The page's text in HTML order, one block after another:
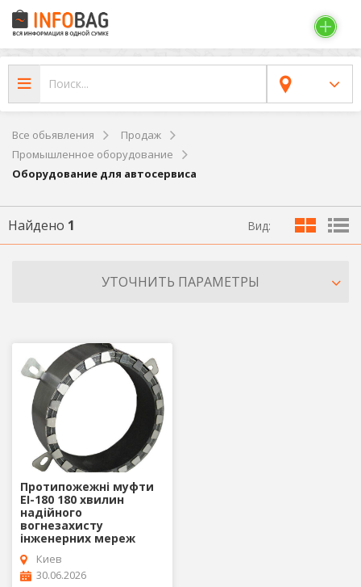
Все обьявления
Продаж
Промышленное оборудование
Оборудование для автосервиса
Найдено 1 Вид:
УТОЧНИТЬ ПАРАМЕТРЫ
Протипожежні муфти
EI-180 180 хвилин
надійного
вогнезахисту
інженерних мереж
Киев
30.06.2026